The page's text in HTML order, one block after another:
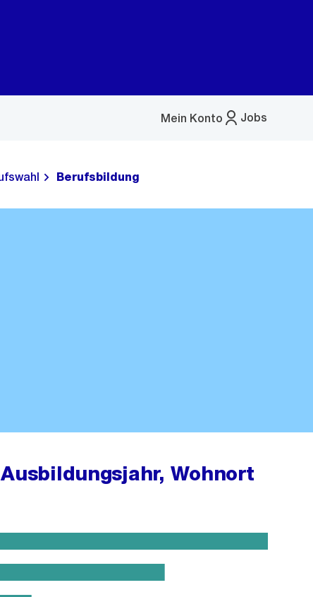
Jobs
Mein Konto
Menü
Berufsbildung
Wohnort